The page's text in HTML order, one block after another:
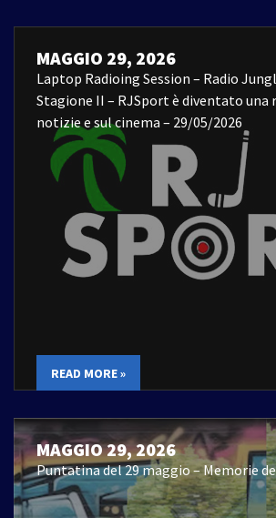
MAGGIO 29, 2026
Laptop Radioing Session – Radio
Stagione II – RJSport è diventato una
notizie e sul cinema – 29/05/2026
READ MORE »
MAGGIO 29, 2026
Puntatina del 29 maggio – Memorie